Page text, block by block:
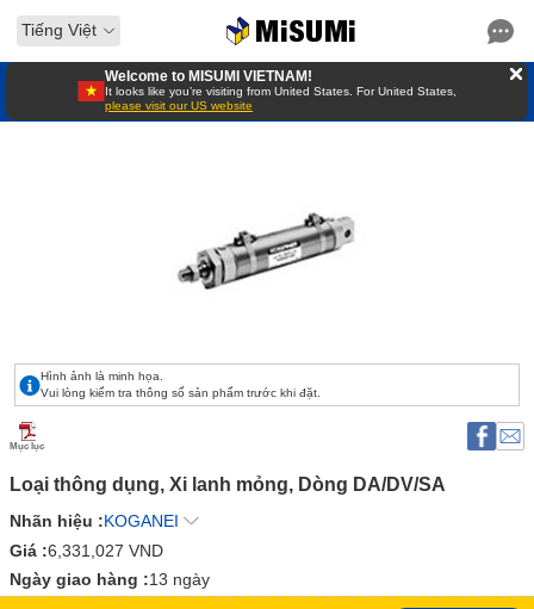
Tiếng Việt
Welcome to MISUMI VIETNAM!
It looks like you’re visiting from United States. For United States,
please visit our US website
Hình ảnh là minh họa.
Vui lòng kiểm tra thông số sản phẩm trước khi đặt.
Mục lục
Loại thông dụng, Xi lanh mỏng, Dòng DA/DV/SA
Nhãn hiệu :KOGANEI
Giá :6,331,027 VND
Ngày giao hàng :13 ngày